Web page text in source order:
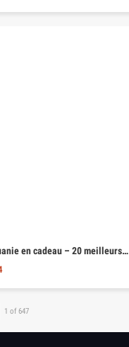
en cadeau – 20 meilleurs…
1 of 647